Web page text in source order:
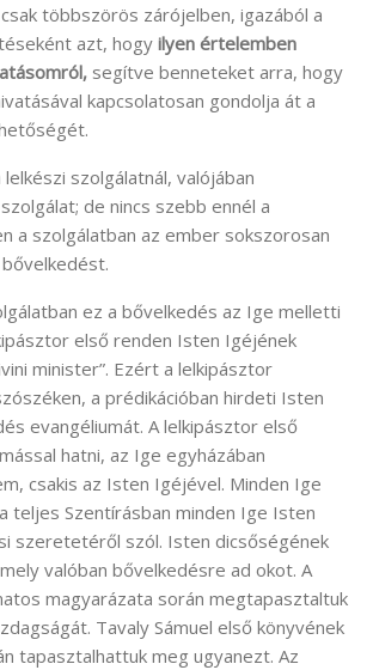
többszörös zárójelben, igazából a
azt, hogy ilyen értelemben
segítve benneteket arra, hogy
kapcsolatosan gondolja át a
szolgálatnál, valójában
de nincs szebb ennél a
a szolgálatban az ember sokszorosan
ez a bővelkedés az Ige melletti
első renden Isten Igéjének
minister”. Ezért a lelkipásztor
a prédikációban hirdeti Isten
evangéliumát. A lelkipásztor első
hatni, az Ige egyházában
csakis az Isten Igéjével. Minden Ige
teljes Szentírásban minden Ige Isten
szeretetéről szól. Isten dicsőségének
valóban bővelkedésre ad okot. A
magyarázata során megtapasztaltuk
Tavaly Sámuel első könyvének
tapasztalhattuk meg ugyanezt. Az